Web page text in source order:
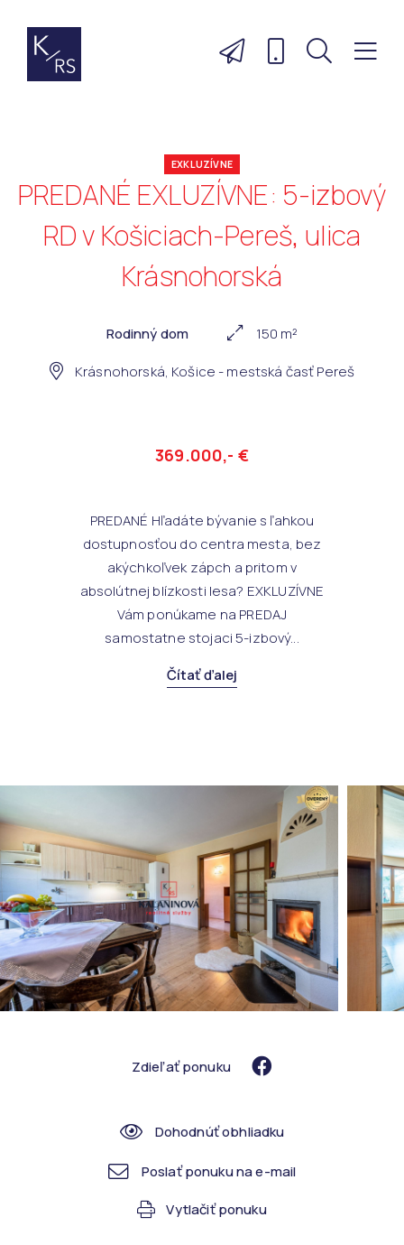
EXKLUZÍVNE
PREDANÉ EXLUZÍVNE: 5-izbový
RD v Košiciach-Pereš, ulica
Krásnohorská
Rodinný dom
150 m²
Krásnohorská, Košice - mestská časť Pereš
369.000,- €
PREDANÉ Hľadáte bývanie s ľahkou
dostupnosťou do centra mesta, bez
akýchkoľvek zápch a pritom v
absolútnej blízkosti lesa? EXKLUZÍVNE
Vám ponúkame na PREDAJ
samostatne stojaci 5-izbový...
Čítať ďalej
Zdieľať ponuku
Dohodnúť obhliadku
Poslať ponuku na e-mail
Vytlačiť ponuku